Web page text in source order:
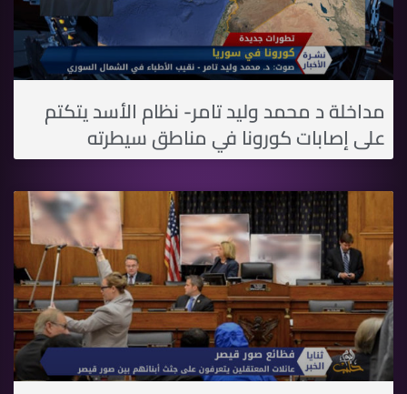
مداخلة د محمد وليد تامر- نظام الأسد يتكتم
على إصابات كورونا في مناطق سيطرته